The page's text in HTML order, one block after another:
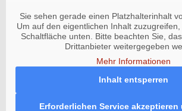
Sie sehen gerade einen Platzhalterinhalt
Um auf den eigentlichen Inhalt
Schaltfläche unten. Bitte beachten Sie,
Drittanbieter weitergegeben
Mehr Informationen
Inhalt entsperren
Erforderlichen Service akzeptieren